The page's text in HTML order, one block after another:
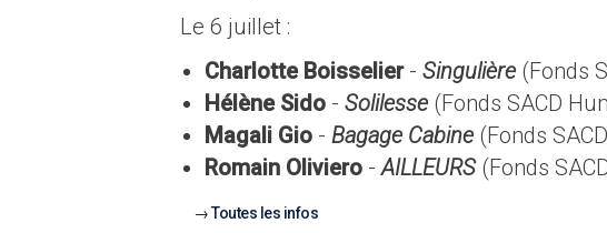
Le 6 juillet :
Charlotte Boisselier- Singulière (Fonds
Hélène Sido - Solilesse (Fonds SACD
Magali Gio - Bagage Cabine (Fonds
Romain Oliviero -AILLEURS(Fonds
Toutes les infos